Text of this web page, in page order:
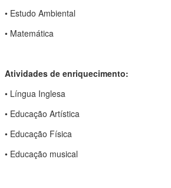
• Estudo Ambiental
• Matemática
Atividades de enriquecimento:
• Língua Inglesa
• Educação Artística
• Educação Física
• Educação musical